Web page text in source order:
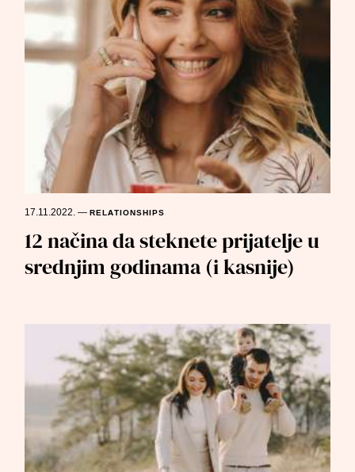
17.11.2022.—RELATIONSHIPS
12 načina da steknete prijatelje u
srednjim godinama (i kasnije)